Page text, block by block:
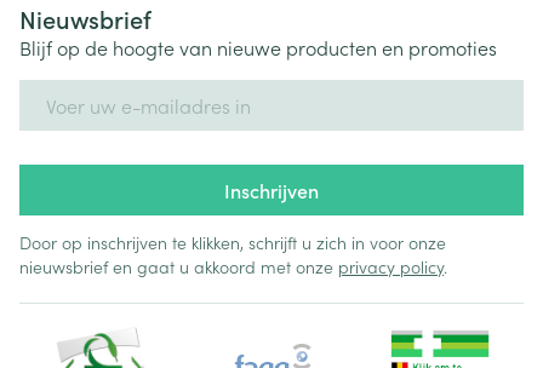
Nieuwsbrief
Blijf op de hoogte van nieuwe producten en promoties
Inschrijven
Door op inschrijven te klikken, schrijft u zich in voor onze
nieuwsbrief en gaat u akkoord met onze privacy policy.